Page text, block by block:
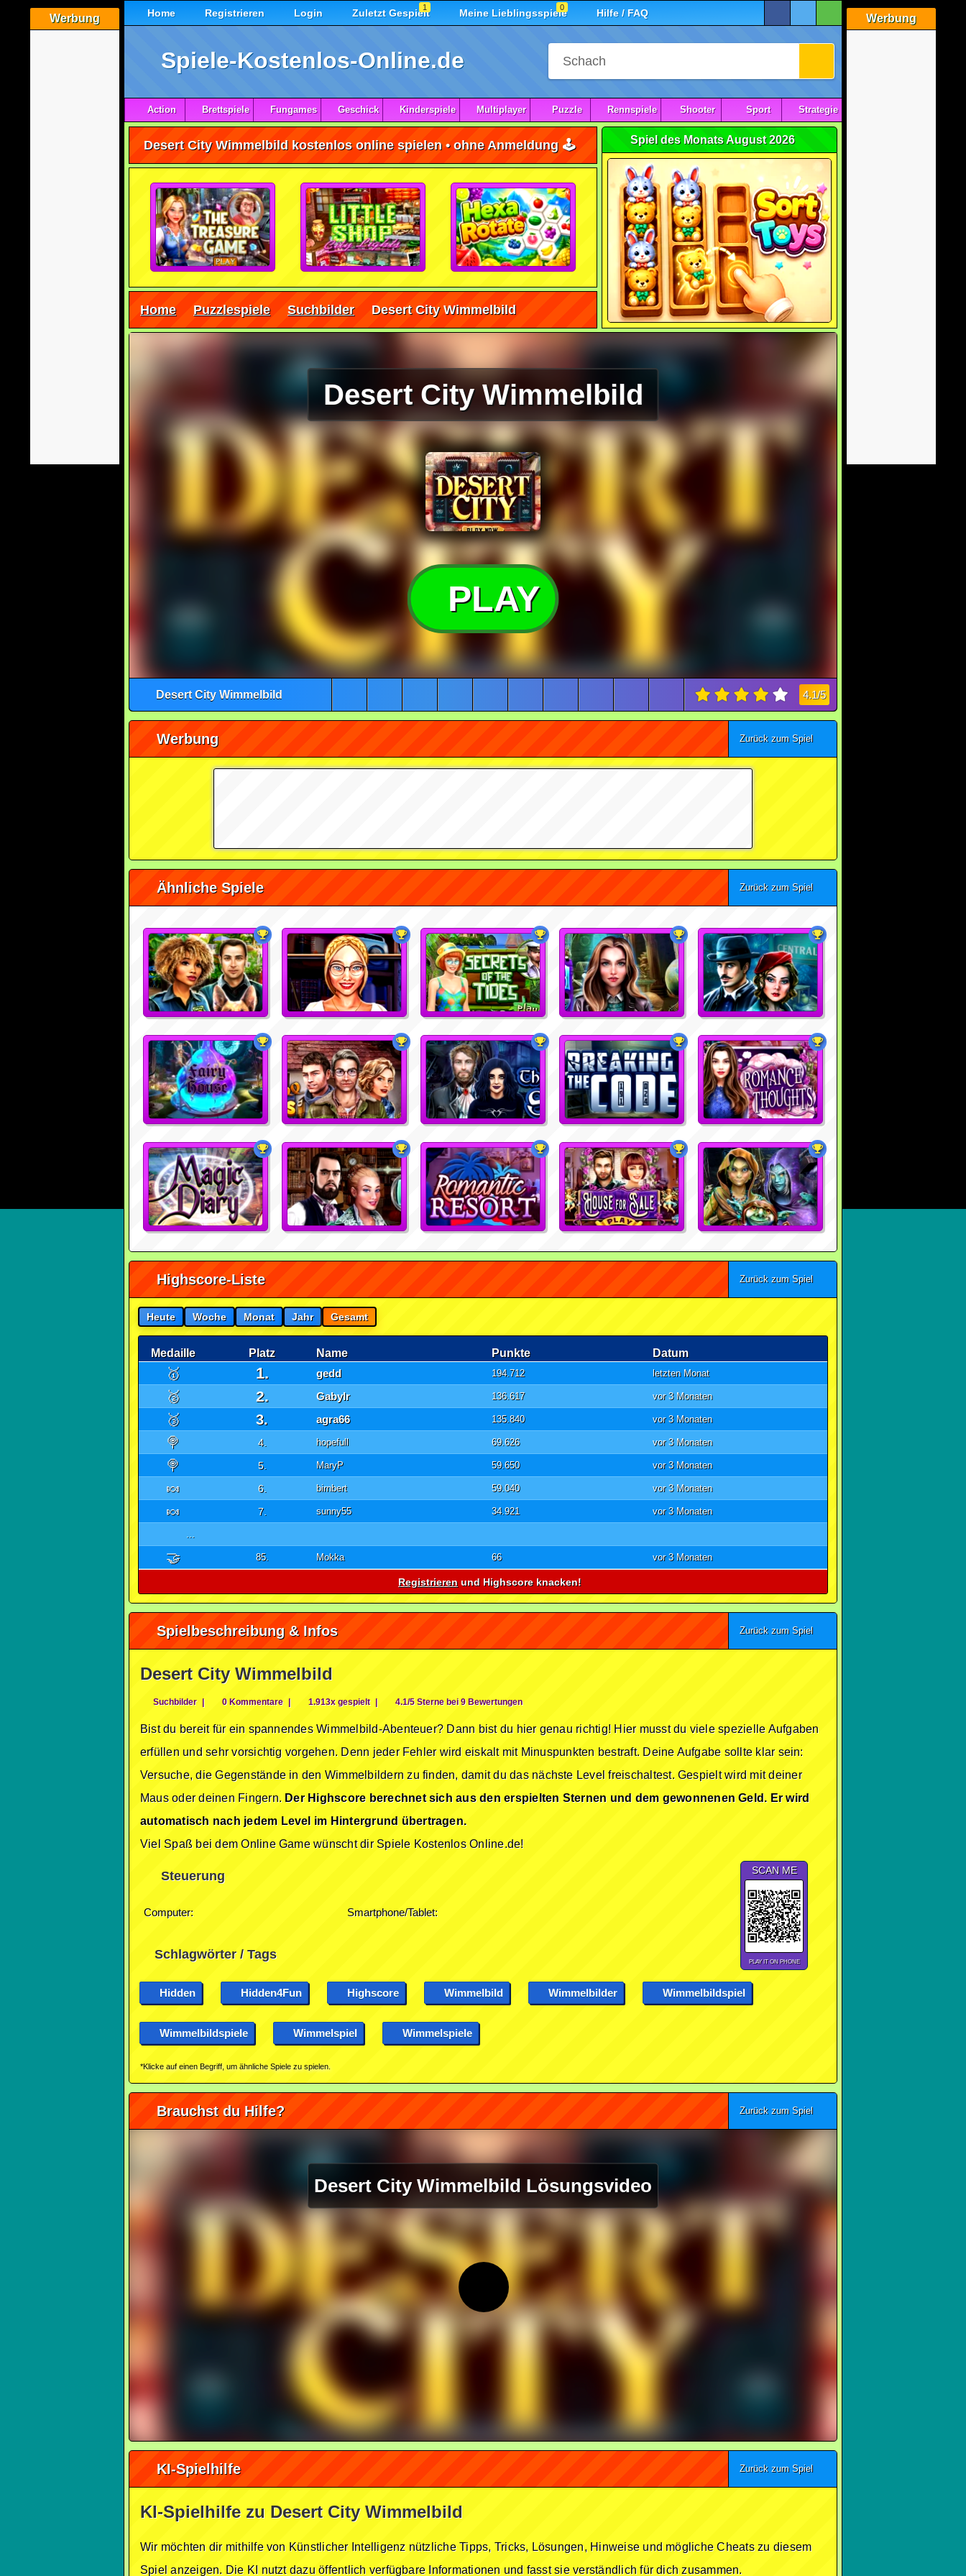
Werbung Werbung
Home Registrieren Login Zuletzt Gespielt
1 Meine Lieblingsspiele
0 Hilfe / FAQ
Spiele-Kostenlos-Online.de
Action Brettspiele Fungames Geschick Kinderspiele Multiplayer Puzzle Rennspiele Shooter Sport Strategie
Desert City Wimmelbild kostenlos online spielen • ohne Anmeldung 🕹️
Home Puzzlespiele Suchbilder Desert City Wimmelbild
Spiel des Monats August 2026
Desert City Wimmelbild
PLAY
Desert City Wimmelbild 4.1/5
Werbung Zurück zum Spiel
Ähnliche Spiele Zurück zum Spiel
Highscore-Liste Zurück zum Spiel
Heute Woche Monat Jahr Gesamt
Medaille Platz Name Punkte Datum
🥇 1. gedd 194.712 letzten Monat
🥈 2. GabyIr 136.617 vor 3 Monaten
🥉 3. agra66 135.840 vor 3 Monaten
🍭 4. hopefull 69.626 vor 3 Monaten
🍭 5. MaryP 59.650 vor 3 Monaten
🍬 6. birnbert 59.040 vor 3 Monaten
🍬 7. sunny55 34.921 vor 3 Monaten
...
🤝 85. Mokka 66 vor 3 Monaten
Registrieren und Highscore knacken!
Spielbeschreibung & Infos Zurück zum Spiel
Desert City Wimmelbild
Suchbilder | 0 Kommentare | 1.913x gespielt | 4.1/5 Sterne bei 9 Bewertungen
Bist du bereit für ein spannendes Wimmelbild-Abenteuer? Dann bist du hier genau richtig! Hier musst du viele spezielle Aufgaben
erfüllen und sehr vorsichtig vorgehen. Denn jeder Fehler wird eiskalt mit Minuspunkten bestraft. Deine Aufgabe sollte klar sein:
Versuche, die Gegenstände in den Wimmelbildern zu finden, damit du das nächste Level freischaltest. Gespielt wird mit deiner
Maus oder deinen Fingern. Der Highscore berechnet sich aus den erspielten Sternen und dem gewonnenen Geld. Er wird
automatisch nach jedem Level im Hintergrund übertragen.
Viel Spaß bei dem Online Game wünscht dir Spiele Kostenlos Online.de!
Steuerung
Computer: Smartphone/Tablet:
SCAN ME
PLAY IT ON PHONE
Schlagwörter / Tags
Hidden Hidden4Fun Highscore Wimmelbild Wimmelbilder Wimmelbildspiel
Wimmelbildspiele Wimmelspiel Wimmelspiele
*Klicke auf einen Begriff, um ähnliche Spiele zu spielen.
Brauchst du Hilfe? Zurück zum Spiel
Desert City Wimmelbild Lösungsvideo
KI-Spielhilfe Zurück zum Spiel
KI-Spielhilfe zu Desert City Wimmelbild
Wir möchten dir mithilfe von Künstlicher Intelligenz nützliche Tipps, Tricks, Lösungen, Hinweise und mögliche Cheats zu diesem
Spiel anzeigen. Die KI nutzt dazu öffentlich verfügbare Informationen und fasst sie verständlich für dich zusammen.